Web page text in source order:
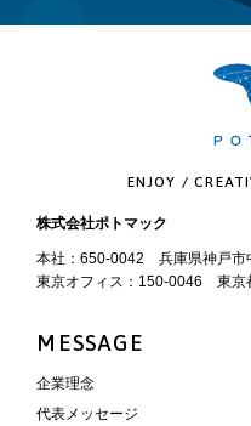
ENJOY /
株式会社ポトマック
本社：650-0042 兵庫県神戸市
東京オフィス：150-0046 東京
MESSAGE
企業理念
代表メッセージ